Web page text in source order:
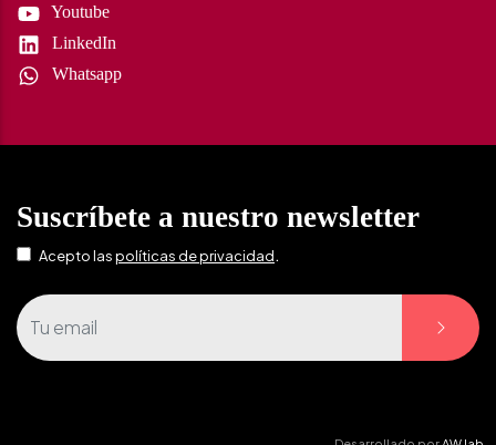
Youtube
LinkedIn
Whatsapp
Suscríbete a nuestro newsletter
Acepto laspolíticas de privacidad.